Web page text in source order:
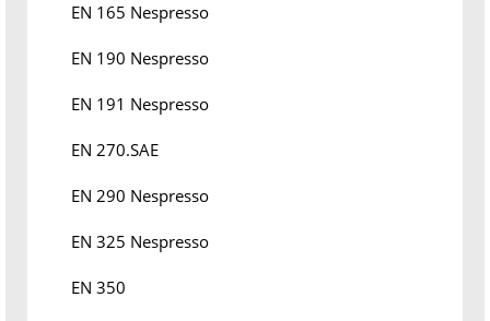
EN 165 Nespresso
EN 190 Nespresso
EN 191 Nespresso
EN 270.SAE
EN 290 Nespresso
EN 325 Nespresso
EN 350